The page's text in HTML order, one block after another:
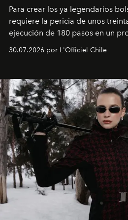
Para crear los ya legendarios
requiere la pericia de unos
ejecución de 180 pasos en un
semanas. Los expertos ponen
que se enseña solamente en la
30.07.2026 por L'Officiel Chile